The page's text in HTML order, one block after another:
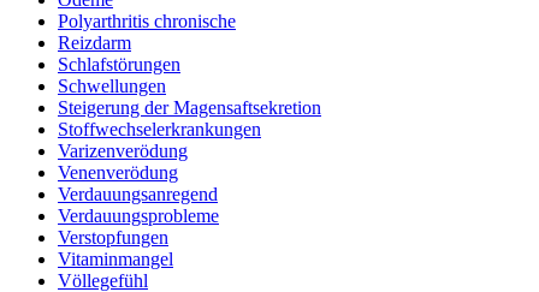
Polyarthritis chronische
Reizdarm
Schlafstörungen
Schwellungen
Steigerung der Magensaftsekretion
Stoffwechselerkrankungen
Varizenverödung
Venenverödung
Verdauungsanregend
Verdauungsprobleme
Verstopfungen
Vitaminmangel
Völlegefühl